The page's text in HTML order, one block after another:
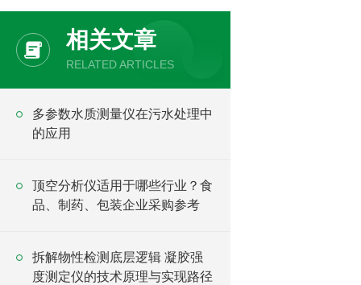
相关文章
RELATED ARTICLES
多参数水质测量仪在污水处理中
的应用
顶空分析仪适用于哪些行业？食
品、制药、包装企业采购参考
拆解物性检测底层逻辑 凝胶强
度测定仪的技术原理与实现路径